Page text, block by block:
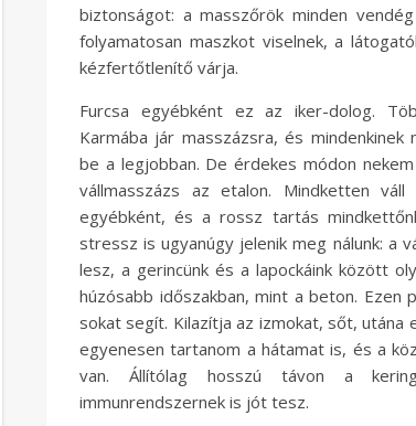
biztonságot: a masszőrök minden
folyamatosan maszkot viselnek, a
kézfertőtlenítő várja.
Furcsa egyébként ez az iker-dolog.
Karmába jár masszázsra, és mindenkinek
be a legjobban. De érdekes módon
vállmasszázs az etalon. Mindketten váll
egyébként, és a rossz tartás
stressz is ugyanúgy jelenik meg nálunk: a
lesz, a gerincünk és a lapockáink között
húzósabb időszakban, mint a beton. Ezen
sokat segít. Kilazítja az izmokat, sőt, utána
egyenesen tartanom a hátamat is, és a
van. Állítólag hosszú távon a
immunrendszernek is jót tesz.